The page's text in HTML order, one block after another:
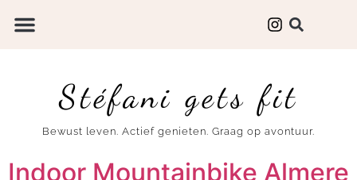
Stéfani gets fit
Bewust leven. Actief genieten. Graag op avontuur.
Indoor Mountainbike Almere